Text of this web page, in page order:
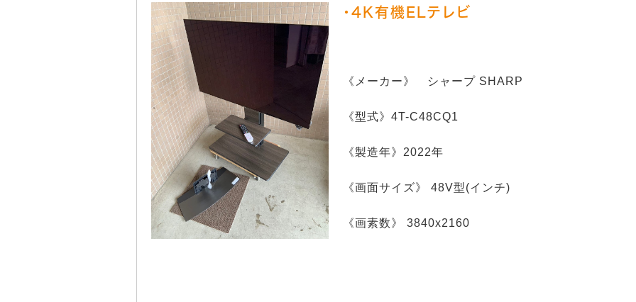
・4K有機ELテレビ
《メーカー》 シャープ SHARP
《型式》4T-C48CQ1
《製造年》2022年
《画面サイズ》 48V型(インチ)
《画素数》 3840x2160